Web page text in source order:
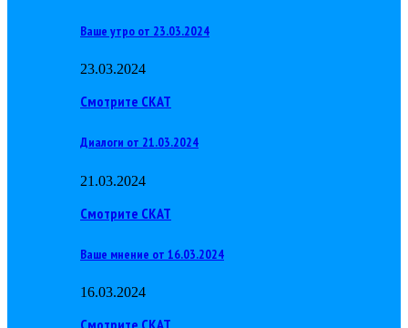
Ваше утро от 23.03.2024
23.03.2024
Смотрите СКАТ
Диалоги от 21.03.2024
21.03.2024
Смотрите СКАТ
Ваше мнение от 16.03.2024
16.03.2024